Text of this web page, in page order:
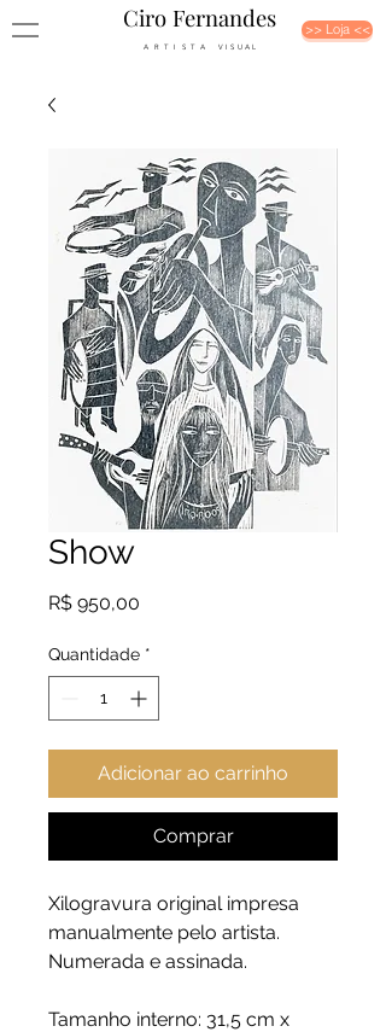
Ciro Fernandes
A R T I S T A V I S U A L
>> Loja <<
Show
R$ 950,00
Quantidade *
Adicionar ao carrinho
Comprar
Xilogravura original impresa
manualmente pelo artista.
Numerada e assinada.
Tamanho interno: 31,5 cm x